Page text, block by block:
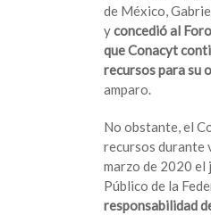
de México,
yconcedió al
que Conacyt
recursos para su
amparo.
No obstante, el
recursos durante
marzo de 2020
Público de la
responsabilidad